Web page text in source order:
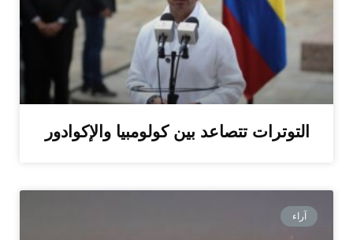
التوترات تتصاعد بين كولومبيا والإكوادور
آراء